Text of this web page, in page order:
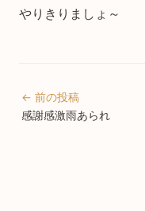
やりきりましょ～
← 前の投稿
感謝感激雨あられ